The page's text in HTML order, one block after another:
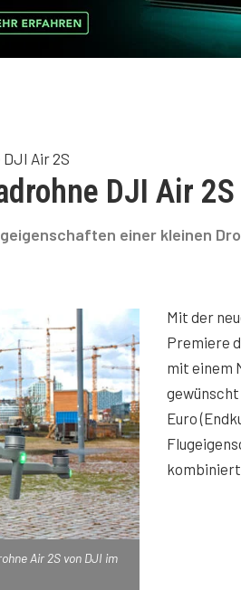
Air 2S
DJI Air 2S
einer kleinen
Air 2S von DJI im
Mit der
Premiere
mit einem
gewünscht
Euro
kombiniert